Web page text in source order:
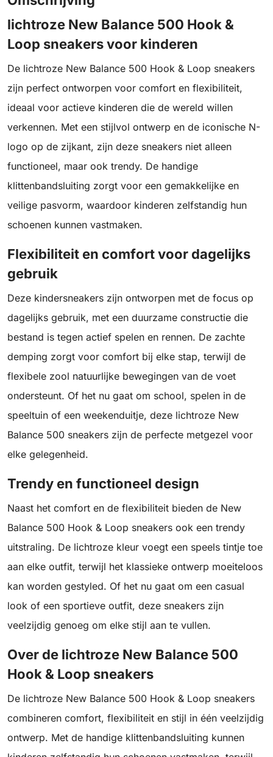
lichtroze New Balance 500 Hook &
Loop sneakers voor kinderen
De lichtroze New Balance 500 Hook & Loop sneakers
zijn perfect ontworpen voor comfort en flexibiliteit,
ideaal voor actieve kinderen die de wereld willen
verkennen. Met een stijlvol ontwerp en de iconische N-
logo op de zijkant, zijn deze sneakers niet alleen
functioneel, maar ook trendy. De handige
klittenbandsluiting zorgt voor een gemakkelijke en
veilige pasvorm, waardoor kinderen zelfstandig hun
schoenen kunnen vastmaken.
Flexibiliteit en comfort voor dagelijks
gebruik
Deze kindersneakers zijn ontworpen met de focus op
dagelijks gebruik, met een duurzame constructie die
bestand is tegen actief spelen en rennen. De zachte
demping zorgt voor comfort bij elke stap, terwijl de
flexibele zool natuurlijke bewegingen van de voet
ondersteunt. Of het nu gaat om school, spelen in de
speeltuin of een weekenduitje, deze lichtroze New
Balance 500 sneakers zijn de perfecte metgezel voor
elke gelegenheid.
Trendy en functioneel design
Naast het comfort en de flexibiliteit bieden de New
Balance 500 Hook & Loop sneakers ook een trendy
uitstraling. De lichtroze kleur voegt een speels tintje toe
aan elke outfit, terwijl het klassieke ontwerp moeiteloos
kan worden gestyled. Of het nu gaat om een casual
look of een sportieve outfit, deze sneakers zijn
veelzijdig genoeg om elke stijl aan te vullen.
Over de lichtroze New Balance 500
Hook & Loop sneakers
De lichtroze New Balance 500 Hook & Loop sneakers
combineren comfort, flexibiliteit en stijl in één veelzijdig
ontwerp. Met de handige klittenbandsluiting kunnen